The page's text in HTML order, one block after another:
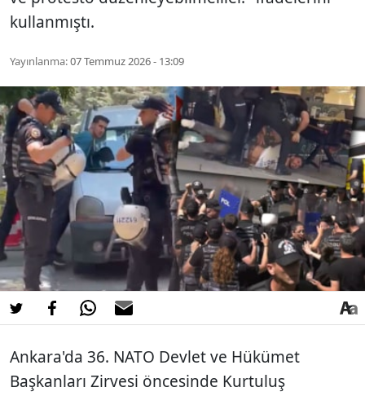
kullanmıştı.
Yayınlanma:07 Temmuz 2026 - 13:09
Ankara'da 36. NATO Devlet ve Hükümet
Başkanları Zirvesi öncesinde Kurtuluş